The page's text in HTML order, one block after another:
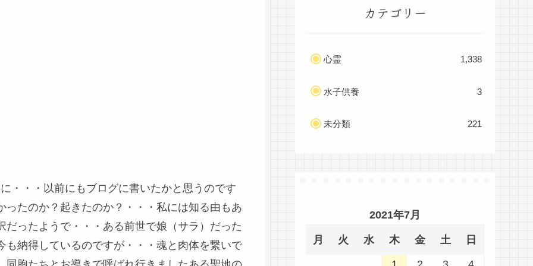
・・・以前にもブログに書いたかと思うのです
たのか？起きたのか？・・・私には知る由もあ
ったようで・・・ある前世で娘（サラ）だった
納得しているのですが・・・魂と肉体を繋いで
カテゴリー
心霊 1,338
水子供養 3
未分類 221
2021年7月
月 火 水 木 金 土 日